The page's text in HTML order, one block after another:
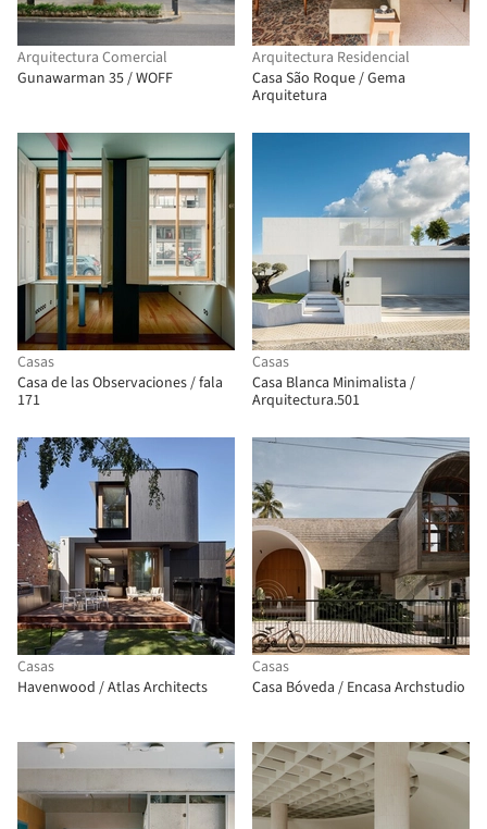
Arquitectura Comercial
Gunawarman 35 / WOFF
Arquitectura Residencial
Casa São Roque / Gema
Arquitetura
Casas
Casa de las Observaciones / fala
171
Casas
Casa Blanca Minimalista /
Arquitectura.501
Casas
Havenwood / Atlas Architects
Casas
Casa Bóveda / Encasa Archstudio